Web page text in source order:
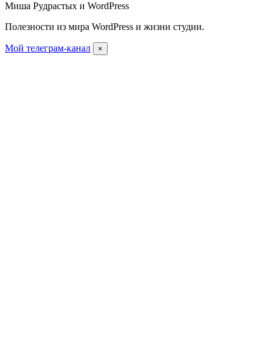
Миша Рудрастых и WordPress
Полезности из мира WordPress и жизни студии.
Мой телеграм-канал ×